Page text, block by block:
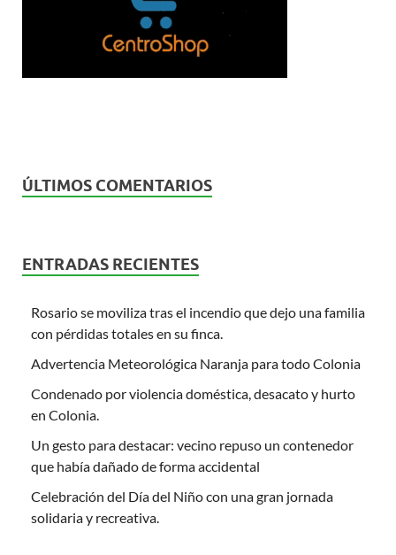
ÚLTIMOS COMENTARIOS
ENTRADAS RECIENTES
Rosario se moviliza tras el incendio que dejo una familia
con pérdidas totales en su finca.
Advertencia Meteorológica Naranja para todo Colonia
Condenado por violencia doméstica, desacato y hurto
en Colonia.
Un gesto para destacar: vecino repuso un contenedor
que había dañado de forma accidental
Celebración del Día del Niño con una gran jornada
solidaria y recreativa.